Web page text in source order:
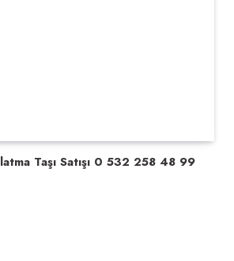
Taşı Satışı 0 532 258 48 99